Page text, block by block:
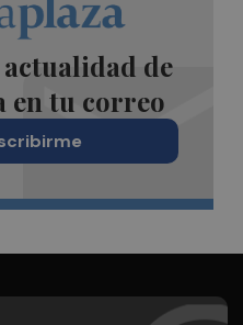
de
en tu correo